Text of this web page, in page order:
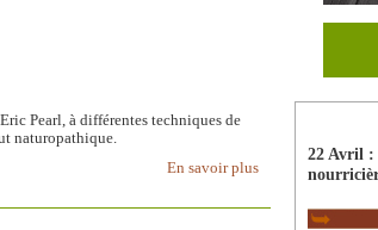
Pearl, à différentes techniques de
naturopathique.
En savoir plus
22 Avril :